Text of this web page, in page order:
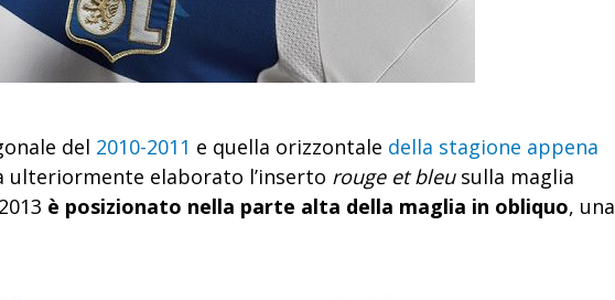
del 2010-2011 e quella orizzontale della stagione appena
ulteriormente elaborato l’inserto rouge et bleusulla maglia
è posizionato nella parte alta della maglia in obliquo, una